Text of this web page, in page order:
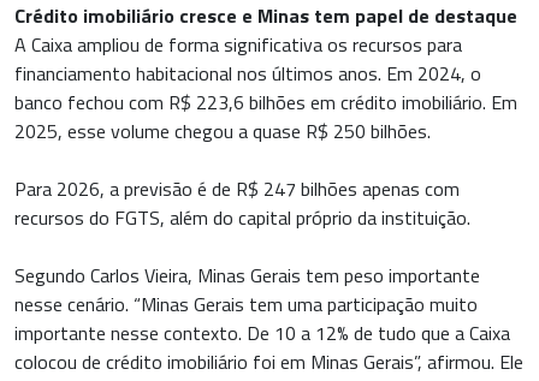
Crédito imobiliário cresce e Minas tem papel de destaque
A Caixa ampliou de forma significativa os recursos para
financiamento habitacional nos últimos anos. Em 2024, o
banco fechou com R$ 223,6 bilhões em crédito imobiliário. Em
2025, esse volume chegou a quase R$ 250 bilhões.
Para 2026, a previsão é de R$ 247 bilhões apenas com
recursos do FGTS, além do capital próprio da instituição.
Segundo Carlos Vieira, Minas Gerais tem peso importante
nesse cenário. “Minas Gerais tem uma participação muito
importante nesse contexto. De 10 a 12% de tudo que a Caixa
colocou de crédito imobiliário foi em Minas Gerais”, afirmou. Ele